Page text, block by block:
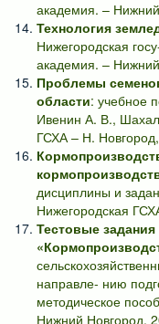
академия. –
Технология
Нижегородская
академия. –
Проблемы
области: учебное
Ивенин А. В.,
ГСХА – Н.
дисциплины и
Нижегородская
Тестовые
направле- нию
методическое
Нижний Новгород,